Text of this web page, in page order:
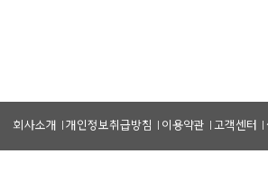
회사소개 개인정보취급방침 이용약관 고객센터